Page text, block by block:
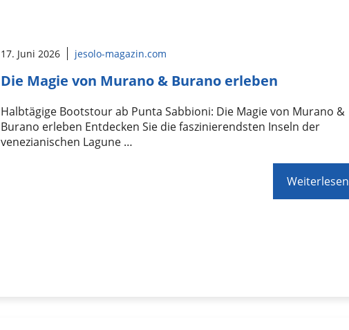
17. Juni 2026 jesolo-magazin.com
Die Magie von Murano & Burano erleben
Halbtägige Bootstour ab Punta Sabbioni: Die Magie von Murano &
Burano erleben Entdecken Sie die faszinierendsten Inseln der
venezianischen Lagune …
Weiterlesen